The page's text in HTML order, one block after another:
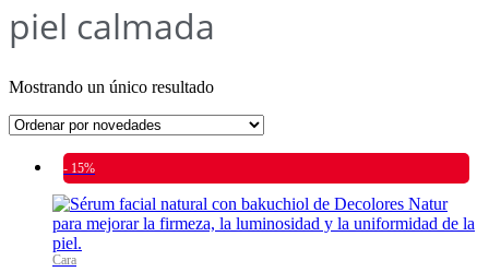
piel calmada
Mostrando un único resultado
- 15%
Cara